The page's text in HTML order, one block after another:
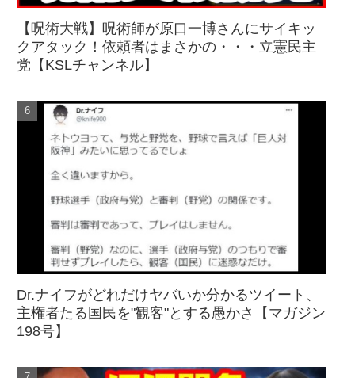
【呪術大戦】呪術師が原口一博さんにサイキッ
クアタック！依頼者はまさかの・・・立憲民主
党【KSLチャンネル】
Dr.ナイフがどれだけヤバいか分かるツイート、
主権者たる国民を"観客"とする愚かさ【マガジン
198号】